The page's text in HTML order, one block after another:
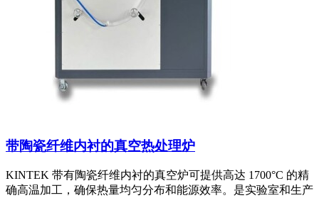
带陶瓷纤维内衬的真空热处理炉
KINTEK 带有陶瓷纤维内衬的真空炉可提供高达 1700°C 的精
确高温加工，确保热量均匀分布和能源效率。是实验室和生产